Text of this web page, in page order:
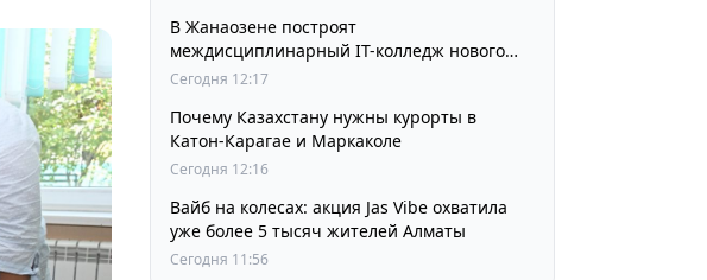
В Жанаозене построят
междисциплинарный IT-колледж нового
поколения
Сегодня 12:17
Почему Казахстану нужны курорты в
Катон-Карагае и Маркаколе
Сегодня 12:16
Вайб на колесах: акция Jas Vibe охватила
уже более 5 тысяч жителей Алматы
Сегодня 11:56